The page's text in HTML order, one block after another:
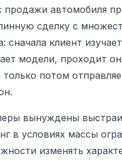
продажи автомобиля
сделку с
сначала клиент
модели, проходит
потом
вынуждены
в условиях массы
изменять